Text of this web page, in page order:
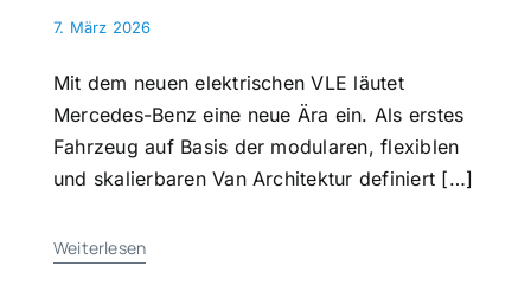
7. März 2026
Mit dem neuen elektrischen VLE läutet
Mercedes-Benz eine neue Ära ein. Als erstes
Fahrzeug auf Basis der modularen, flexiblen
und skalierbaren Van Architektur definiert […]
Weiterlesen